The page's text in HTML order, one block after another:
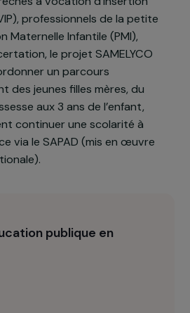
de l’éducation nationale,
pédagogique à
(SAPAD), chefs
personnel académique,
le Centre d’Information sur les
et des Familles (CIDFF),
à vocation d’insertion
professionnels de la petite
Maternelle Infantile (PMI),
des jeunes filles mères, du
aux 3 ans de l’enfant,